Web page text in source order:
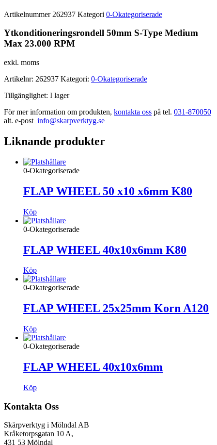
Artikelnummer 262937 Kategori 0-Okategoriserade
Ytkonditioneringsrondell 50mm S-Type Medium
Max 23.000 RPM
exkl. moms
Artikelnr: 262937 Kategori: 0-Okategoriserade
Tillgänglighet: I lager
För mer information om produkten, kontakta oss på tel. 031-870050
alt. e-post info@skarpverktyg.se
Liknande produkter
0-Okategoriserade
FLAP WHEEL 50 x10 x6mm K80
Köp
0-Okategoriserade
FLAP WHEEL 40x10x6mm K80
Köp
0-Okategoriserade
FLAP WHEEL 25x25mm Korn A120
Köp
0-Okategoriserade
FLAP WHEEL 40x10x6mm
Köp
Kontakta Oss
Skärpverktyg i Mölndal AB
Kråketorpsgatan 10 A,
431 53 Mölndal